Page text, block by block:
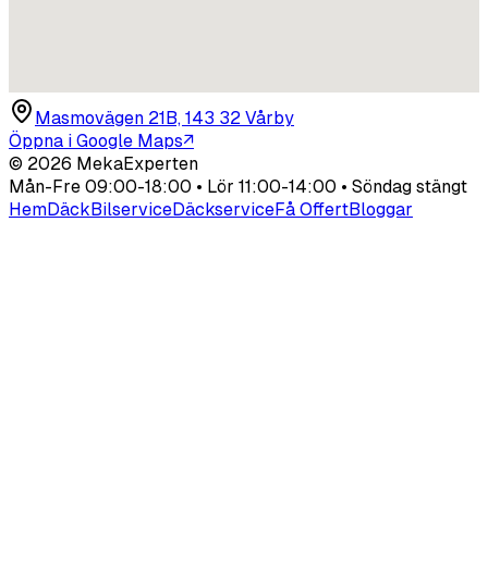
Masmovägen 21B, 143 32 Vårby
Öppna i Google Maps↗
© 2026 MekaExperten
Mån-Fre 09:00-18:00 • Lör 11:00-14:00 • Söndag stängt
HemDäck BilserviceDäckserviceFå OffertBloggar